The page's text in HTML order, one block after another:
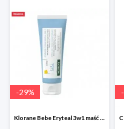
-29%
Klorane Bebe Eryteal 3w1 maść do przewijania dla dzieci
-